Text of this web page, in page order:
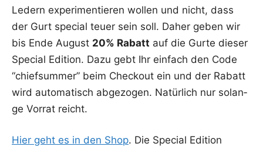
Ledern expe­ri­men­tie­ren wol­len und nicht, dass
der Gurt spe­cial teu­er sein soll. Daher geben wir
bis Ende August 20% Rabatt auf die Gur­te die­ser
Spe­cial Edi­ti­on. Dazu gebt Ihr ein­fach den Code
“chief­sum­mer” beim Check­out ein und der Rabatt
wird auto­ma­tisch abge­zo­gen. Natür­lich nur solan­
ge Vor­rat reicht.
Hier geht es in den Shop. Die Spe­cial Edi­ti­on